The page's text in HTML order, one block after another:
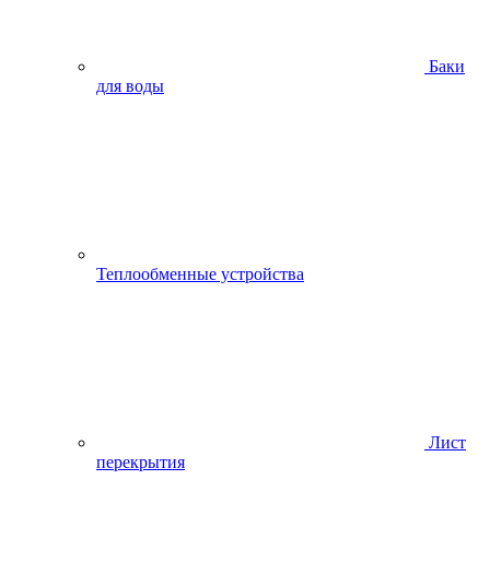
Баки
для воды
Теплообменные устройства
Лист
перекрытия